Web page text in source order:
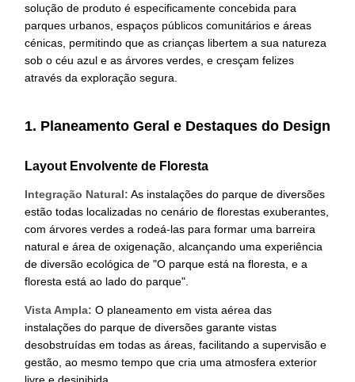
solução de produto é especificamente concebida para
parques urbanos, espaços públicos comunitários e áreas
cénicas, permitindo que as crianças libertem a sua natureza
sob o céu azul e as árvores verdes, e cresçam felizes
através da exploração segura.
1. Planeamento Geral e Destaques do Design
Layout Envolvente de Floresta
Integração Natural: As instalações do parque de diversões
estão todas localizadas no cenário de florestas exuberantes,
com árvores verdes a rodeá-las para formar uma barreira
natural e área de oxigenação, alcançando uma experiência
de diversão ecológica de "O parque está na floresta, e a
floresta está ao lado do parque".
Vista Ampla: O planeamento em vista aérea das
instalações do parque de diversões garante vistas
desobstruídas em todas as áreas, facilitando a supervisão e
gestão, ao mesmo tempo que cria uma atmosfera exterior